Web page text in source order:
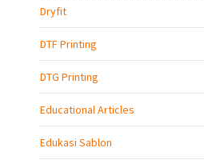
Dryfit
DTF Printing
DTG Printing
Educational Articles
Edukasi Sablon